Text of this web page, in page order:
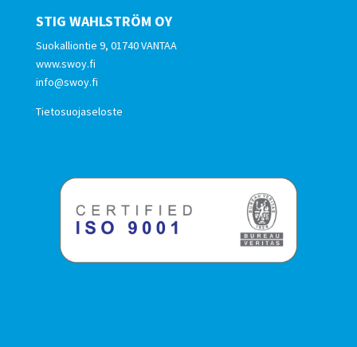
STIG WAHLSTRÖM OY
Suokalliontie 9, 01740 VANTAA
www.swoy.fi
info@swoy.fi
Tietosuojaseloste